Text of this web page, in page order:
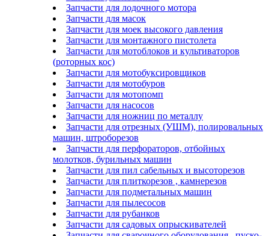
Запчасти для лодочного мотора
Запчасти для масок
Запчасти для моек высокого давления
Запчасти для монтажного пистолета
Запчасти для мотоблоков и культиваторов
(роторных кос)
Запчасти для мотобуксировщиков
Запчасти для мотобуров
Запчасти для мотопомп
Запчасти для насосов
Запчасти для ножниц по металлу
Запчасти для отрезных (УШМ), полировальных
машин, штроборезов
Запчасти для перфораторов, отбойных
молотков, бурильных машин
Запчасти для пил сабельных и высоторезов
Запчасти для плиткорезов , камнерезов
Запчасти для подметальных машин
Запчасти для пылесосов
Запчасти для рубанков
Запчасти для садовых опрыскивателей